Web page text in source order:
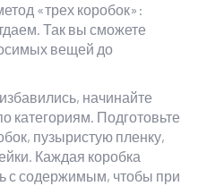
«трех коробок»:
Так вы сможете
вещей до
начинайте
категориям. Подготовьте
пузыристую пленку,
Каждая коробка
с содержимым, чтобы при